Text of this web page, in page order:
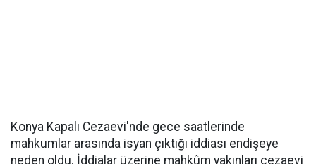
Konya Kapalı Cezaevi'nde gece saatlerinde
mahkumlar arasında isyan çıktığı iddiası endişeye
neden oldu. İddialar üzerine mahkûm yakınları cezaevi